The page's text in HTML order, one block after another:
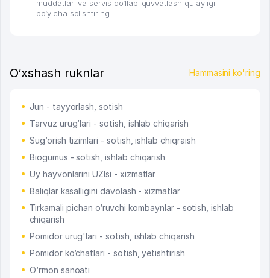
muddatlari va servis qo‘llab-quvvatlash qulayligi
bo‘yicha solishtiring.
O‘xshash ruknlar Hammasini ko'ring
Jun - tayyorlash, sotish
Tarvuz urug‘lari - sotish, ishlab chiqarish
Sug‘orish tizimlari - sotish, ishlab chiqraish
Biogumus - sotish, ishlab chiqarish
Uy hayvonlarini UZIsi - xizmatlar
Baliqlar kasalligini davolash - xizmatlar
Tirkamali pichan o‘ruvchi kombaynlar - sotish, ishlab
chiqarish
Pomidor urug'lari - sotish, ishlab chiqarish
Pomidor ko‘chatlari - sotish, yetishtirish
O‘rmon sanoati